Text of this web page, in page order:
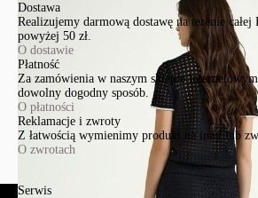
Dostawa
Realizujemy darmową dostawę na terenie
powyżej 50 zł.
O dostawie
Płatność
Za zamówienia w naszym sklepie internetowym
dowolny dogodny sposób.
O płatności
Reklamacje i zwroty
Z łatwością wymienimy produkt na inny lub
O zwrotach
Serwis